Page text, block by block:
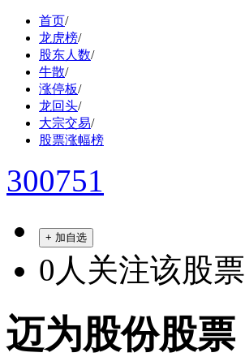
首页/
龙虎榜/
股东人数/
牛散/
涨停板/
龙回头/
大宗交易/
股票涨幅榜
300751
+ 加自选
0 人关注该股票
迈为股份股票